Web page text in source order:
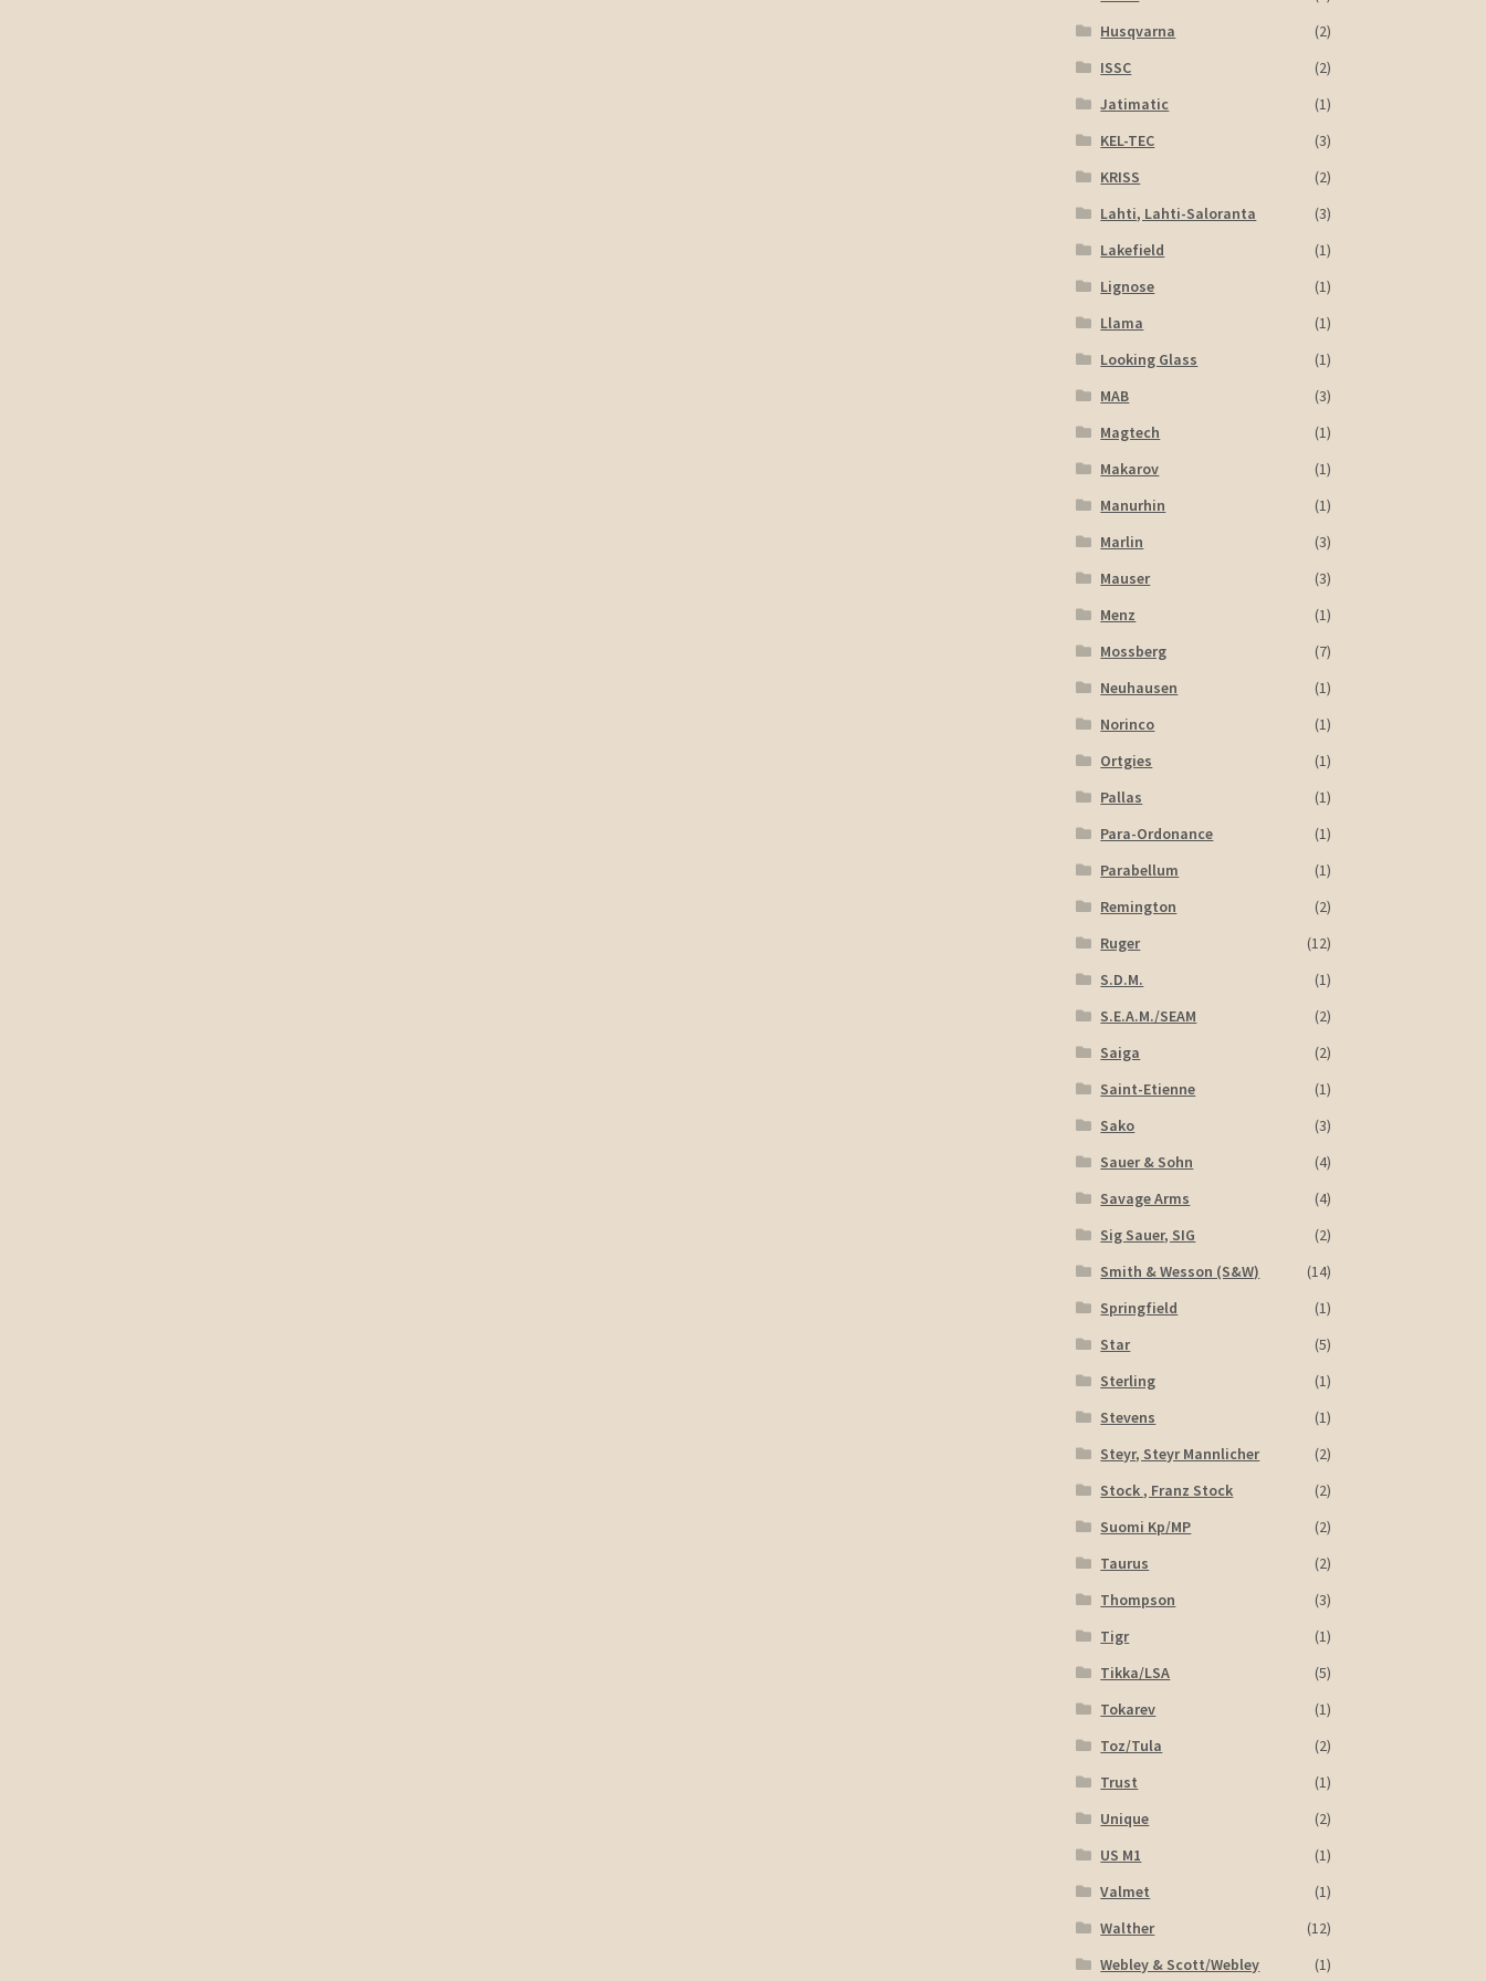
Husqvarna
(2)
ISSC
(2)
Jatimatic
(1)
KEL-TEC
(3)
KRISS
(2)
Lahti, Lahti-Saloranta
(3)
Lakefield
(1)
Lignose
(1)
Llama
(1)
Looking Glass
(1)
MAB
(3)
Magtech
(1)
Makarov
(1)
Manurhin
(1)
Marlin
(3)
Mauser
(3)
Menz
(1)
Mossberg
(7)
Neuhausen
(1)
Norinco
(1)
Ortgies
(1)
Pallas
(1)
Para-Ordonance
(1)
Parabellum
(1)
Remington
(2)
Ruger
(12)
S.D.M.
(1)
S.E.A.M./SEAM
(2)
Saiga
(2)
Saint-Etienne
(1)
Sako
(3)
Sauer & Sohn
(4)
Savage Arms
(4)
Sig Sauer, SIG
(2)
Smith & Wesson (S&W)
(14)
Springfield
(1)
Star
(5)
Sterling
(1)
Stevens
(1)
Steyr, Steyr Mannlicher
(2)
Stock , Franz Stock
(2)
Suomi Kp/MP
(2)
Taurus
(2)
Thompson
(3)
Tigr
(1)
Tikka/LSA
(5)
Tokarev
(1)
Toz/Tula
(2)
Trust
(1)
Unique
(2)
US M1
(1)
Valmet
(1)
Walther
(12)
Webley & Scott/Webley
(1)